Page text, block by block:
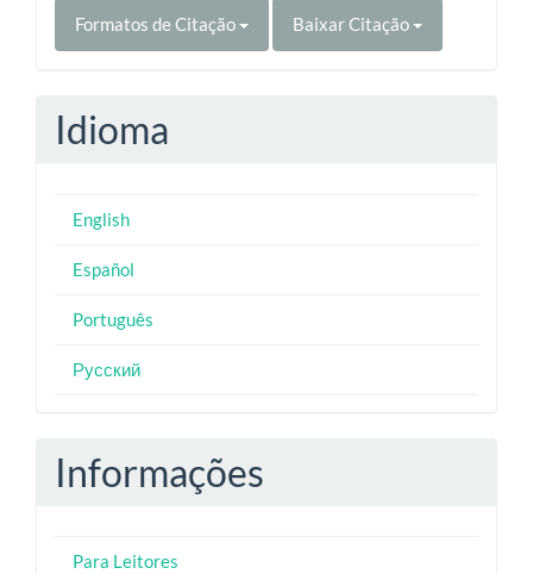
Formatos de Citação Baixar Citação
Idioma
English
Español
Português
Русский
Informações
Para Leitores